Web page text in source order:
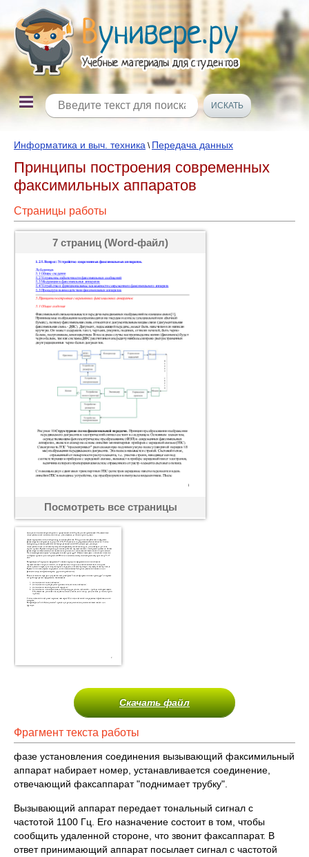
Информатика и выч. техника \ Передача данных
Принципы построения современных
факсимильных аппаратов
Страницы работы
7 страниц (Word-файл)
Посмотреть все страницы
Скачать файл
Фрагмент текста работы
фазе установления соединения вызывающий факсимильный
аппарат набирает номер, устанавливается соединение,
отвечающий факсаппарат "поднимает трубку".
Вызывающий аппарат передает тональный сигнал с
частотой 1100 Гц. Его назначение состоит в том, чтобы
сообщить удаленной стороне, что звонит факсаппарат. В
ответ принимающий аппарат посылает сигнал с частотой